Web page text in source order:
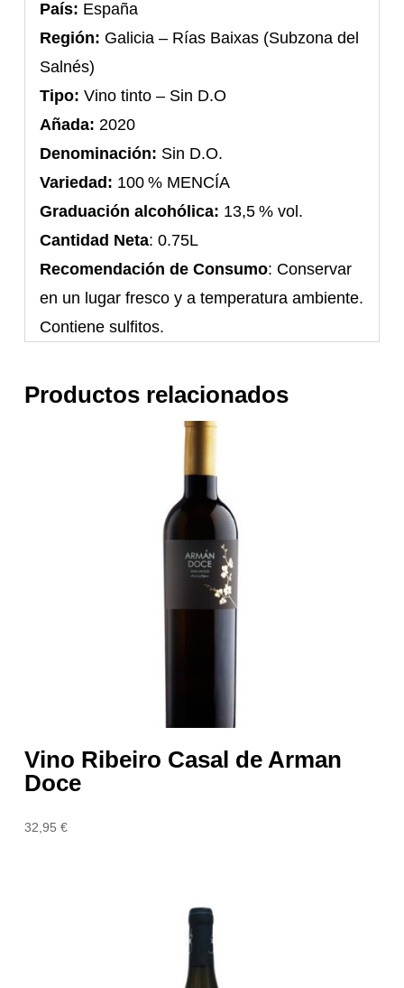
País: España
Región: Galicia – Rías Baixas (Subzona del
Salnés)
Tipo: Vino tinto – Sin D.O
Añada: 2020
Denominación: Sin D.O.
Variedad: 100 % MENCÍA
Graduación alcohólica: 13,5 % vol.
Cantidad Neta: 0.75L
Recomendación de Consumo: Conservar
en un lugar fresco y a temperatura ambiente.
Contiene sulfitos.
Productos relacionados
Vino Ribeiro Casal de Arman
Doce
32,95€